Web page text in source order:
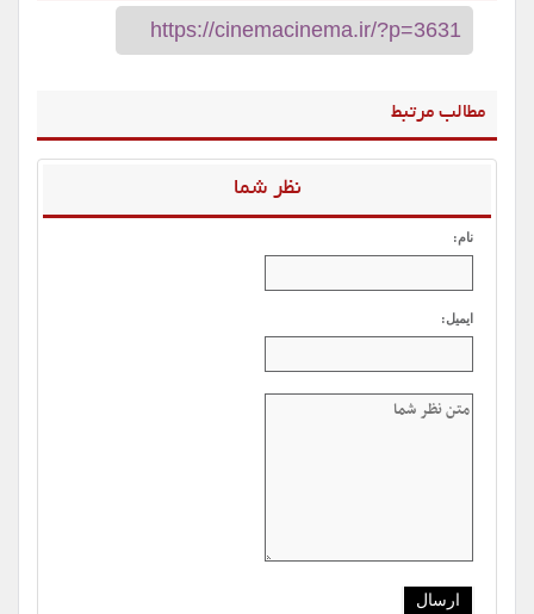
مطالب مرتبط
نظر شما
نام:
ایمیل: